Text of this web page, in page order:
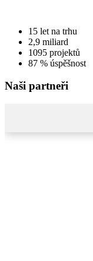
15 let na trhu
2,9 miliard
1095 projektů
87 % úspěšnost
Naši partneři